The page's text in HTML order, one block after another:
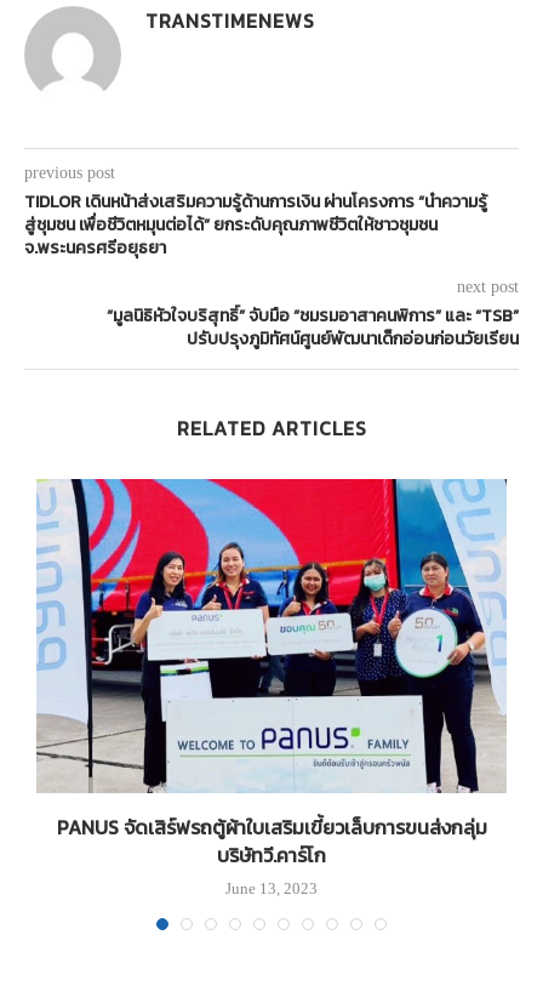
TRANSTIMENEWS
previous post
TIDLOR เดินหน้าส่งเสริมความรู้ด้านการเงิน ผ่านโครงการ “นำความรู้
สู่ชุมชน เพื่อชีวิตหมุนต่อได้” ยกระดับคุณภาพชีวิตให้ชาวชุมชน
จ.พระนครศรีอยุธยา
next post
“มูลนิธิหัวใจบริสุทธิ์” จับมือ “ชมรมอาสาคนพิการ” และ “TSB”
ปรับปรุงภูมิทัศน์ศูนย์พัฒนาเด็กอ่อนก่อนวัยเรียน
RELATED ARTICLES
PANUS จัดเสิร์ฟรถตู้ผ้าใบเสริมเขี้ยวเล็บการขนส่งกลุ่ม
บริษัทวี.คาร์โก
June 13, 2023